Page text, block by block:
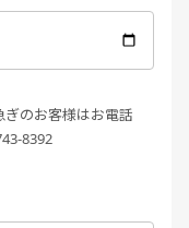
のお客様はお電話
8392